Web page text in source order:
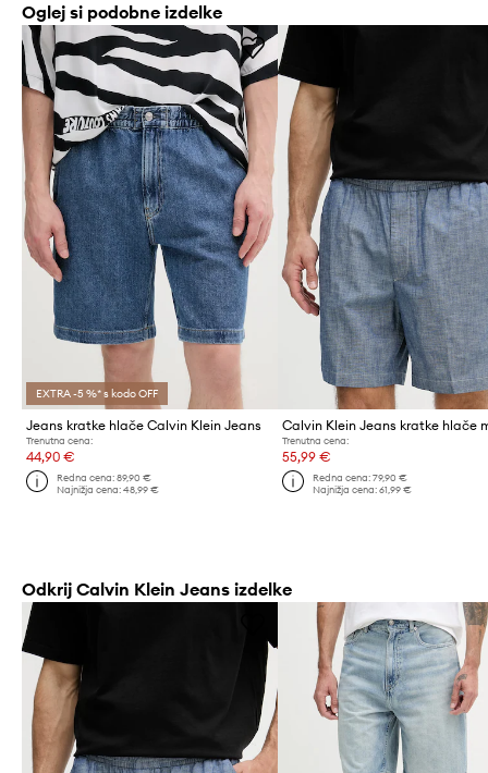
Oglej si podobne izdelke
EXTRA -5 %* s kodo OFF
Jeans kratke hlače Calvin Klein Jeans
Trenutna cena:
44,90 €
Redna cena:89,90 €
Najnižja cena:48,99 €
Trenutna cena:
55,99 €
Redna cena: 79,90 €
Najnižja cena: 61,99 €
Odkrij Calvin Klein Jeans izdelke